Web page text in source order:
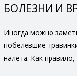
БОЛЕЗНИ И
Иногда можно
побелевшие
налета. Как